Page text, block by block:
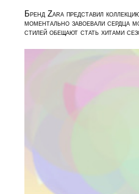
Бренд Zara представил
моментально завоевали сердца
стилей обещают стать хитами